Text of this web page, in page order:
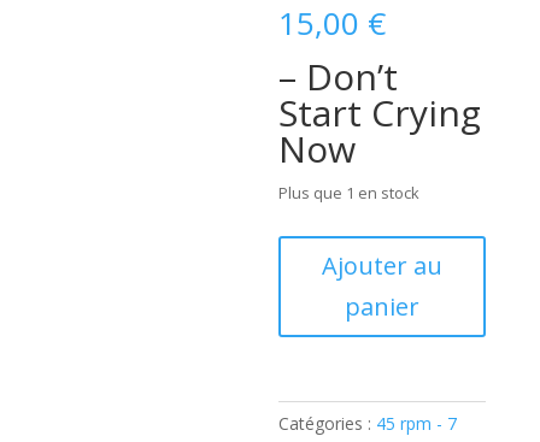
15,00 €
– Don’t
Start Crying
Now
Plus que 1 en stock
Carlisle
Start
Ajouter au
panier
Catégories : 45 rpm - 7